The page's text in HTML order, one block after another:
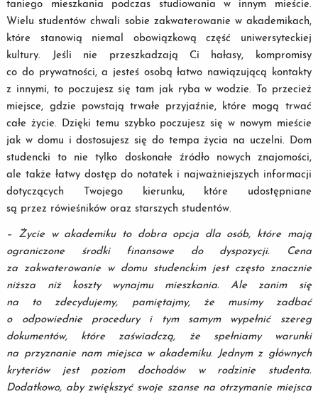
taniego mieszkania podczas studiowania w innym mieście.
Wielu studentów chwali sobie zakwaterowanie w akademikach,
które stanowią niemal obowiązkową część uniwersyteckiej
kultury. Jeśli nie przeszkadzają Ci hałasy, kompromisy
co do prywatności, a jesteś osobą łatwo nawiązującą kontakty
z innymi, to poczujesz się tam jak ryba w wodzie. To przecież
miejsce, gdzie powstają trwałe przyjaźnie, które mogą trwać
całe życie. Dzięki temu szybko poczujesz się w nowym mieście
jak w domu i dostosujesz się do tempa życia na uczelni. Dom
studencki to nie tylko doskonałe źródło nowych znajomości,
ale także łatwy dostęp do notatek i najważniejszych informacji
dotyczących Twojego kierunku, które udostępniane
są przez rówieśników oraz starszych studentów.
–
Życie w akademiku to dobra opcja dla osób, które mają
ograniczone środki finansowe do dyspozycji. Cena
za zakwaterowanie w domu studenckim jest często znacznie
niższa niż koszty wynajmu mieszkania.
Ale zanim się
na to zdecydujemy, pamiętajmy, że musimy zadbać
o odpowiednie procedury i tym samym wypełnić szereg
dokumentów, które zaświadczą, że spełniamy warunki
na przyznanie nam miejsca w akademiku.
Jednym z głównych
kryteriów jest poziom dochodów w rodzinie studenta.
Dodatkowo, aby zwiększyć swoje szanse na otrzymanie miejsca